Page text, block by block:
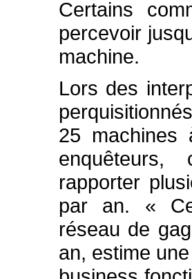
Certains
percevoir
machine.
Lors des
25 machines
rapporter
par an. «
réseau de
an, estime